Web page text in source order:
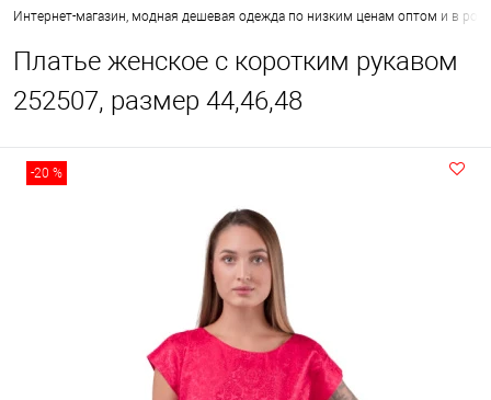
Интернет-магазин, модная дешевая одежда по низким ценам оптом и в
Платье женское с коротким рукавом
252507, размер 44,46,48
-20 %